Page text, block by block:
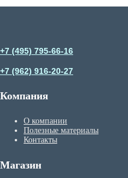
+7 (495) 795-66-16
+7 (962) 916-20-27
Компания
О компании
Полезные материалы
Контакты
Магазин